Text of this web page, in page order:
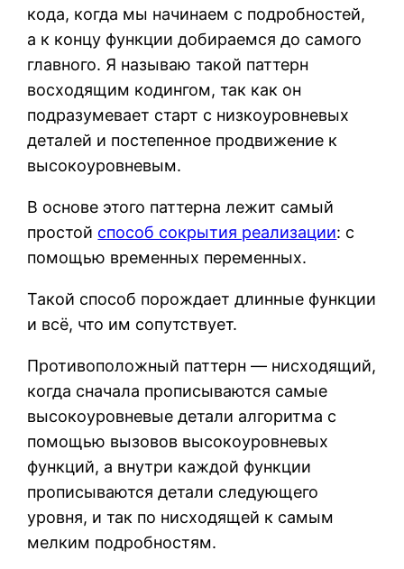
кода, когда мы начинаем с подробностей,
а к концу функции добираемся до самого
главного. Я называю такой паттерн
восходящим кодингом, так как он
подразумевает старт с низкоуровневых
деталей и постепенное продвижение к
высокоуровневым.
В основе этого паттерна лежит самый
простой способ сокрытия реализации: с
помощью временных переменных.
Такой способ порождает длинные функции
и всё, что им сопутствует.
Противоположный паттерн — нисходящий,
когда сначала прописываются самые
высокоуровневые детали алгоритма с
помощью вызовов высокоуровневых
функций, а внутри каждой функции
прописываются детали следующего
уровня, и так по нисходящей к самым
мелким подробностям.